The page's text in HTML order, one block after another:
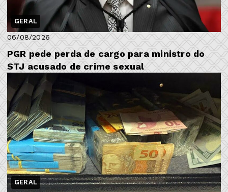
GERAL
06/08/2026
PGR pede perda de cargo para ministro do
STJ acusado de crime sexual
GERAL